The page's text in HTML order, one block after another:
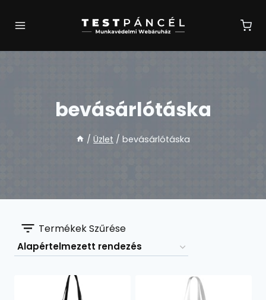
bevásárlótáska
/ Üzlet / bevásárlótáska
Termékek Szűrése